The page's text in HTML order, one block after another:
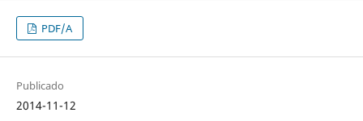
PDF/A
Publicado
2014-11-12